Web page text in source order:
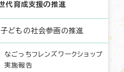
代育成支援の推進
子どもの社会参画の推進
なごっちフレンズワークショップ
実施報告